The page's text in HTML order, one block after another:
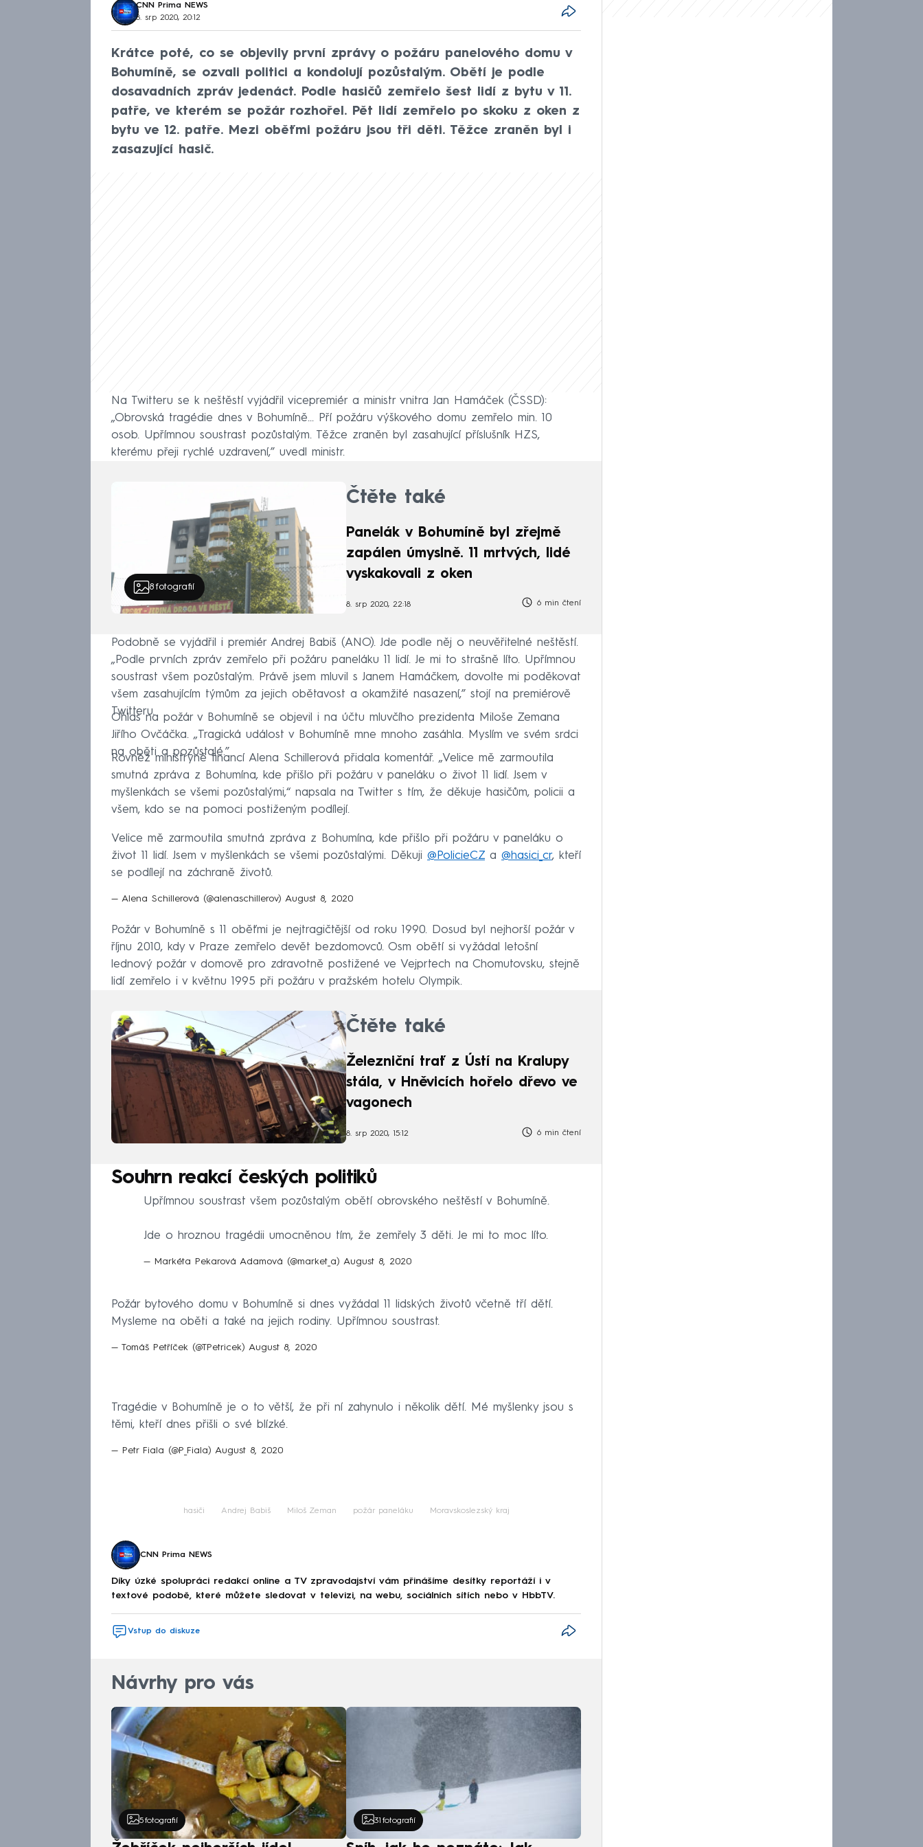
CNN Prima NEWS
8. srp 2020, 20:12
Krátce poté, co se objevily první zprávy o požáru panelového domu v
Bohumíně, se ozvali politici a kondolují pozůstalým. Obětí je podle
dosavadních zpráv jedenáct. Podle hasičů zemřelo šest lidí z bytu v 11.
patře, ve kterém se požár rozhořel. Pět lidí zemřelo po skoku z oken z
bytu ve 12. patře. Mezi oběťmi požáru jsou tři děti. Těžce zraněn byl i
zasazující hasič.
Na Twitteru se k neštěstí vyjádřil vicepremiér a ministr vnitra Jan Hamáček (ČSSD):
„Obrovská tragédie dnes v Bohumíně... Pří požáru výškového domu zemřelo min. 10
osob. Upřímnou soustrast pozůstalým. Těžce zraněn byl zasahující příslušník HZS,
kterému přeji rychlé uzdravení,” uvedl ministr.
8fotografií
Čtěte také
Panelák v Bohumíně byl zřejmě
zapálen úmyslně. 11 mrtvých, lidé
vyskakovali z oken
8. srp 2020, 22:18 6 min čtení
Podobně se vyjádřil i premiér Andrej Babiš (ANO). Jde podle něj o neuvěřitelné neštěstí.
„Podle prvních zpráv zemřelo při požáru paneláku 11 lidí. Je mi to strašně líto. Upřímnou
soustrast všem pozůstalým. Právě jsem mluvil s Janem Hamáčkem, dovolte mi poděkovat
všem zasahujícím týmům za jejich obětavost a okamžité nasazení,” stojí na premiérově
Twitteru.
Ohlas na požár v Bohumíně se objevil i na účtu mluvčího prezidenta Miloše Zemana
Jiřího Ovčáčka. „Tragická událost v Bohumíně mne mnoho zasáhla. Myslím ve svém srdci
na oběti a pozůstalé.”
Rovněž ministryně financí Alena Schillerová přidala komentář. „Velice mě zarmoutila
smutná zpráva z Bohumína, kde přišlo při požáru v paneláku o život 11 lidí. Jsem v
myšlenkách se všemi pozůstalými,“ napsala na Twitter s tím, že děkuje hasičům, policii a
všem, kdo se na pomoci postiženým podílejí.
Velice mě zarmoutila smutná zpráva z Bohumína, kde přišlo při požáru v paneláku o
život 11 lidí. Jsem v myšlenkách se všemi pozůstalými. Děkuji @PolicieCZ a @hasici_cr, kteří
se podílejí na záchraně životů.
— Alena Schillerová (@alenaschillerov) August 8, 2020
Požár v Bohumíně s 11 oběťmi je nejtragičtější od roku 1990. Dosud byl nejhorší požár v
říjnu 2010, kdy v Praze zemřelo devět bezdomovců. Osm obětí si vyžádal letošní
lednový požár v domově pro zdravotně postižené ve Vejprtech na Chomutovsku, stejně
lidí zemřelo i v květnu 1995 při požáru v pražském hotelu Olympik.
Čtěte také
Železniční trať z Ústí na Kralupy
stála, v Hněvicích hořelo dřevo ve
vagonech
8. srp 2020, 15:12 6 min čtení
Souhrn reakcí českých politiků
Upřímnou soustrast všem pozůstalým obětí obrovského neštěstí v Bohumíně.
Jde o hroznou tragédii umocněnou tím, že zemřely 3 děti. Je mi to moc líto.
— Markéta Pekarová Adamová (@market_a) August 8, 2020
Požár bytového domu v Bohumíně si dnes vyžádal 11 lidských životů včetně tří dětí.
Mysleme na oběti a také na jejich rodiny. Upřímnou soustrast.
— Tomáš Petříček (@TPetricek) August 8, 2020
Tragédie v Bohumíně je o to větší, že při ní zahynulo i několik dětí. Mé myšlenky jsou s
těmi, kteří dnes přišli o své blízké.
— Petr Fiala (@P_Fiala) August 8, 2020
hasiči Andrej Babiš Miloš Zeman požár paneláku Moravskoslezský kraj
CNN Prima NEWS
Díky úzké spolupráci redakcí online a TV zpravodajství vám přinášíme desítky reportáží i v
textové podobě, které můžete sledovat v televizi, na webu, sociálních sítích nebo v HbbTV.
Vstup do diskuze
Návrhy pro vás
5 fotografií 31 fotografií